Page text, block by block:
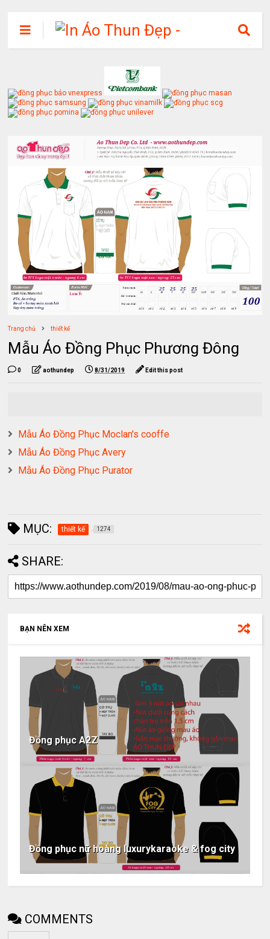
Trang chủ thiết kế
Mẫu Áo Đồng Phục Phương Đông
0 aothundep 8/31/2019 Edit this post
Mẫu Áo Đồng Phục Moclan's cooffe
Mẫu Áo Đồng Phục Avery
Mẫu Áo Đồng Phục Purator
MỤC: thiết kế 1274
SHARE:
BẠN NÊN XEM
Đồng phục A2Z
Đồng phục nữ hoàng luxurykaraoke & fog city
COMMENTS